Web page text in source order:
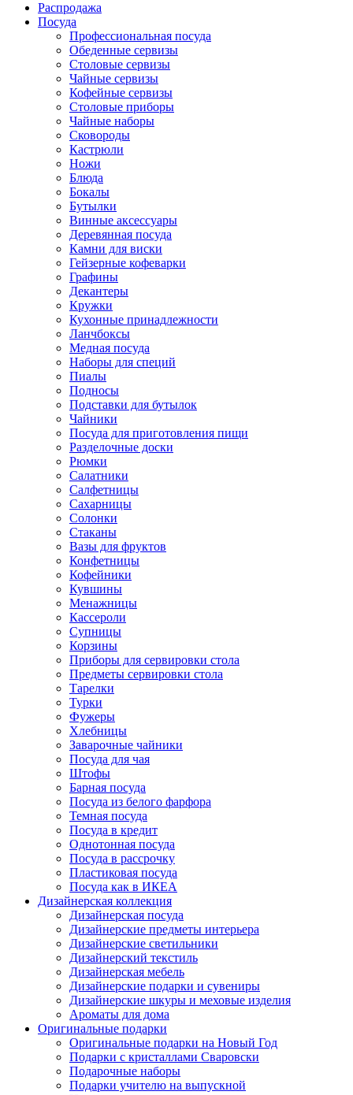
Распродажа
Посуда
Профессиональная посуда
Обеденные сервизы
Столовые сервизы
Чайные сервизы
Кофейные сервизы
Столовые приборы
Чайные наборы
Сковороды
Кастрюли
Ножи
Блюда
Бокалы
Бутылки
Винные аксессуары
Деревянная посуда
Камни для виски
Гейзерные кофеварки
Графины
Декантеры
Кружки
Кухонные принадлежности
Ланчбоксы
Медная посуда
Наборы для специй
Пиалы
Подносы
Подставки для бутылок
Чайники
Посуда для приготовления пищи
Разделочные доски
Рюмки
Салатники
Салфетницы
Сахарницы
Солонки
Стаканы
Вазы для фруктов
Конфетницы
Кофейники
Кувшины
Менажницы
Кассероли
Супницы
Корзины
Приборы для сервировки стола
Предметы сервировки стола
Тарелки
Турки
Фужеры
Хлебницы
Заварочные чайники
Посуда для чая
Штофы
Барная посуда
Посуда из белого фарфора
Темная посуда
Посуда в кредит
Однотонная посуда
Посуда в рассрочку
Пластиковая посуда
Посуда как в ИКЕА
Дизайнерская коллекция
Дизайнерская посуда
Дизайнерские предметы интерьера
Дизайнерские светильники
Дизайнерский текстиль
Дизайнерская мебель
Дизайнерские подарки и сувениры
Дизайнерские шкуры и меховые изделия
Ароматы для дома
Оригинальные подарки
Оригинальные подарки на Новый Год
Подарки с кристаллами Сваровски
Подарочные наборы
Подарки учителю на выпускной